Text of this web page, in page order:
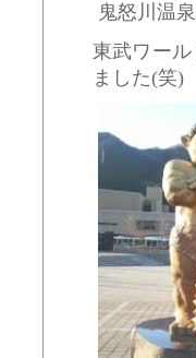
鬼怒川温
東武ワー
ました(笑)